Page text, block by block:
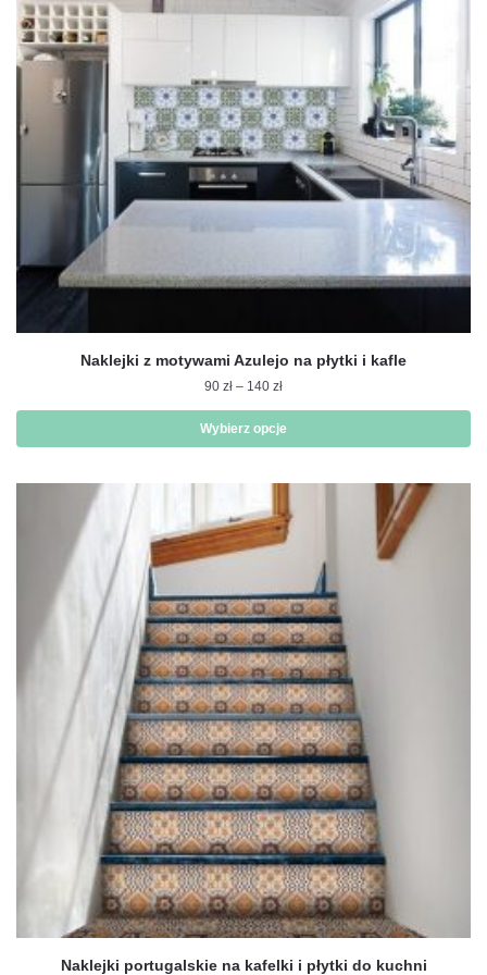
można
stronie
produktu
Naklejki z motywami Azulejo na płytki i kafle
90 zł – 140 złZakres
od
90 zł
Wybierz opcje
produkt
ma
wiele
Opcje
można
wybrać
na
stronie
produktu
Naklejki portugalskie na kafelki i płytki do kuchni